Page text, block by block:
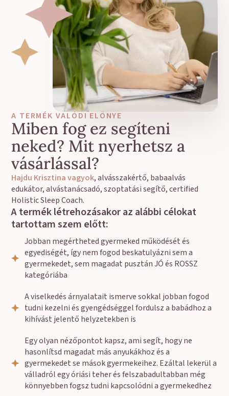
A TERMÉK VALÓDI ELŐNYE
Miben fog ez segíteni
neked? Mit nyerhetsz a
vásárlással?
Hajdu Krisztina vagyok, alvásszakértő, babaalvás
edukátor, alvástanácsadó, szoptatási segítő, certified
Holistic Sleep Coach.
A termék létrehozásakor az alábbi célokat
tartottam szem előtt:
Jobban megértheted gyermeked működését és
egyediségét, így nem fogod beskatulyázni sem a
gyermekedet, sem magadat pusztán JÓ és ROSSZ
kategóriába
A viselkedés árnyalatait ismerve sokkal jobban fogod
tudni kezelni és gyengédséggel fordulsz a babádhoz a
kihívást jelentő helyzetekben is
Egy olyan nézőpontot kapsz, ami segít, hogy ne
hasonlítsd magadat más anyukákhoz és a
gyermekedet se mások gyermekeihez. Ezáltal lekerül a
válladról egy óriási teher és felszabadultabban még
könnyebben fogsz tudni kapcsolódni a gyermekedhez